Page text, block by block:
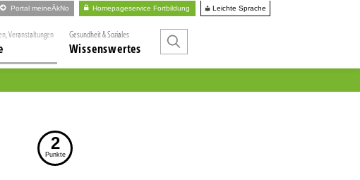
Portal meineÄkNo Homepageservice Fortbildung Leichte Sprache
Veranstaltungen Gesundheit & Soziales
Wissenswertes
2
Punkte